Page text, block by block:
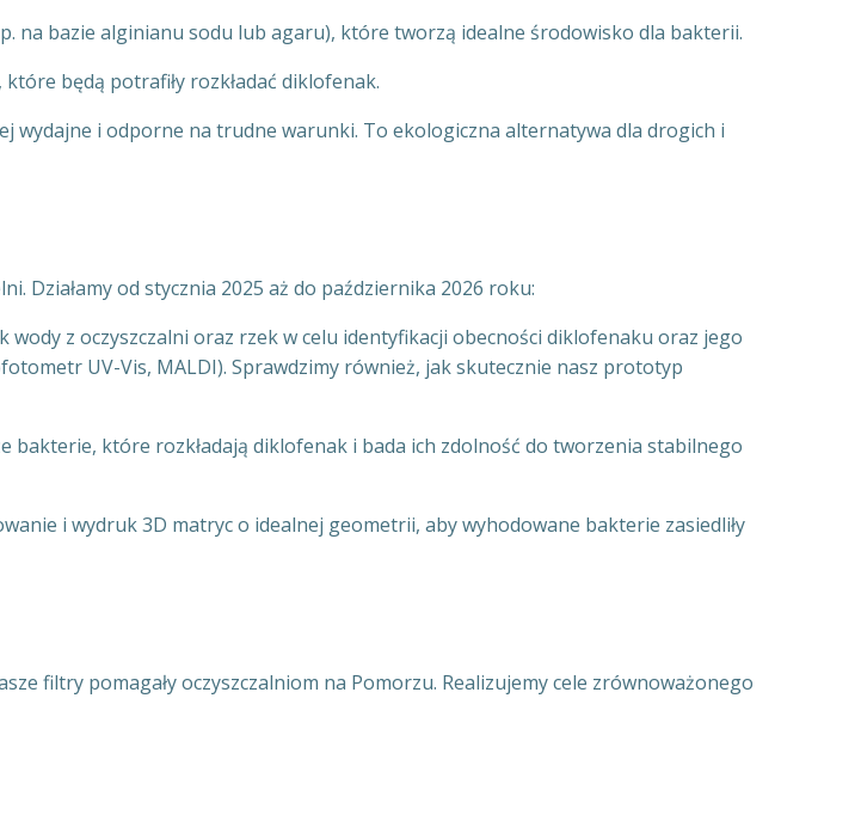
na bazie alginianu sodu lub agaru), które tworzą idealne środowisko dla bakterii.
będą potrafiły rozkładać diklofenak.
i odporne na trudne warunki. To ekologiczna alternatywa dla drogich i
Działamy od stycznia 2025 aż do października 2026 roku:
wody z oczyszczalni oraz rzek w celu identyfikacji obecności diklofenaku oraz jego
UV-Vis, MALDI). Sprawdzimy również, jak skutecznie nasz prototyp
bakterie, które rozkładają diklofenak i bada ich zdolność do tworzenia stabilnego
i wydruk 3D matryc o idealnej geometrii, aby wyhodowane bakterie zasiedliły
filtry pomagały oczyszczalniom na Pomorzu. Realizujemy cele zrównoważonego